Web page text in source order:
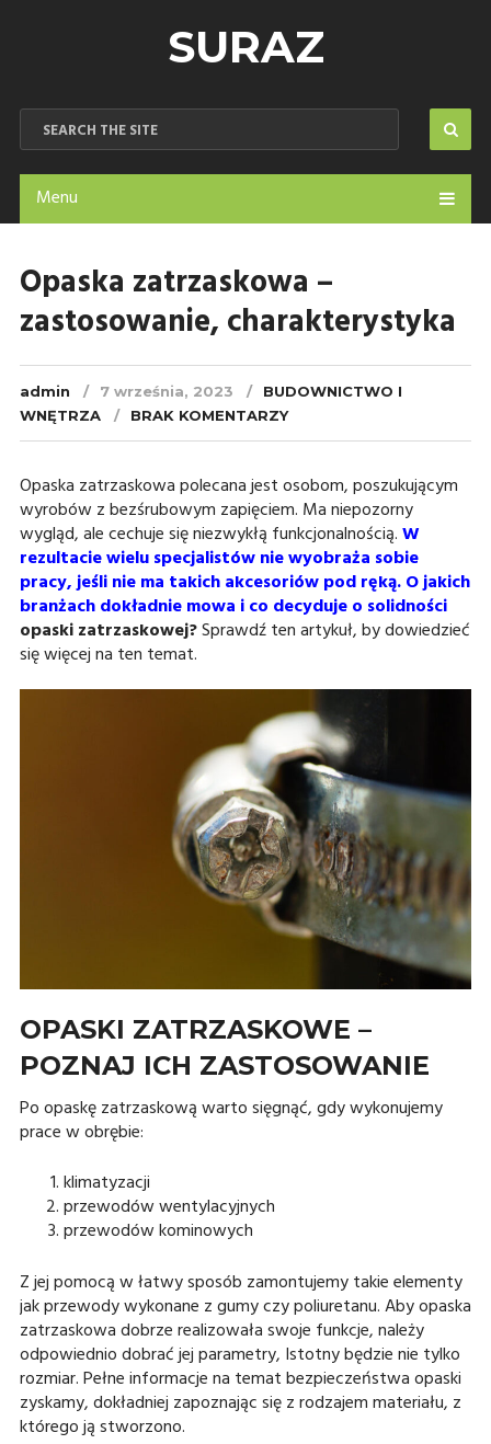
SURAZ
Menu
Opaska zatrzaskowa –
zastosowanie, charakterystyka
admin 7 września, 2023
BUDOWNICTWO I
WNĘTRZA
BRAK KOMENTARZY
Opaska zatrzaskowa polecana jest osobom, poszukującym
wyrobów z bezśrubowym zapięciem. Ma niepozorny
wygląd, ale cechuje się niezwykłą funkcjonalnością.W
rezultacie wielu specjalistów nie wyobraża sobie
pracy, jeśli nie ma takich akcesoriów pod ręką. O jakich
branżach dokładnie mowa i co decyduje o solidności
opaski zatrzaskowej?Sprawdź ten artykuł, by dowiedzieć
się więcej na ten temat.
OPASKI ZATRZASKOWE –
POZNAJ ICH ZASTOSOWANIE
Po opaskę zatrzaskową warto sięgnąć, gdy wykonujemy
prace w obrębie:
klimatyzacji
przewodów wentylacyjnych
przewodów kominowych
Z jej pomocą w łatwy sposób zamontujemy takie elementy
jak przewody wykonane z gumy czy poliuretanu. Aby opaska
zatrzaskowa dobrze realizowała swoje funkcje, należy
odpowiednio dobrać jej parametry, Istotny będzie nie tylko
rozmiar. Pełne informacje na temat bezpieczeństwa opaski
zyskamy, dokładniej zapoznając się z rodzajem materiału, z
którego ją stworzono.